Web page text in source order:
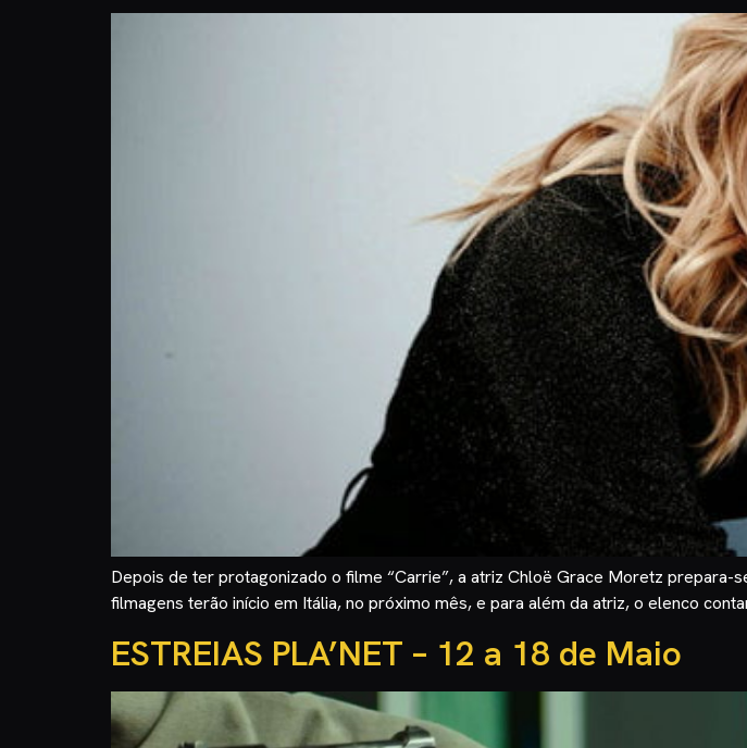
Depois de ter protagonizado o filme “Carrie”, a atriz Chloë Grace Moretz
filmagens terão início em Itália, no próximo mês, e para além da atriz, o elenco
ESTREIAS PLA’NET – 12 a 18 de Maio